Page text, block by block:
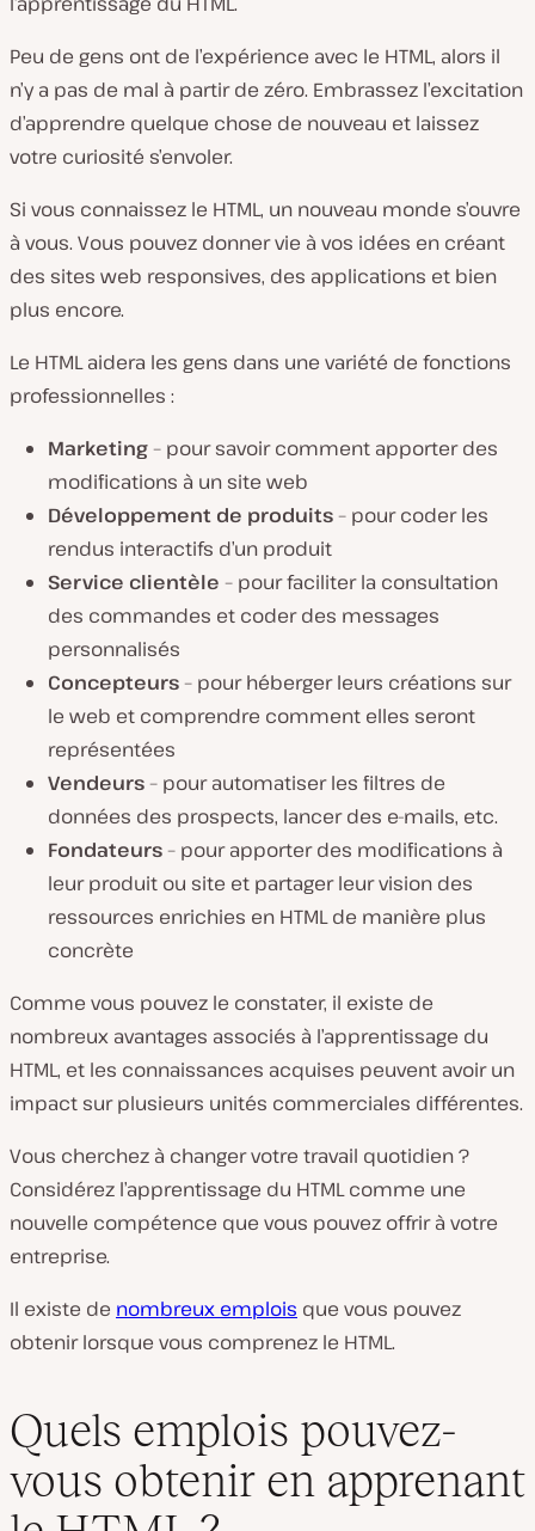
Peu de gens ont de l’expérience avec le HTML, alors il
n’y a pas de mal à partir de zéro. Embrassez l’excitation
d’apprendre quelque chose de nouveau et laissez
votre curiosité s’envoler.
Si vous connaissez le HTML, un nouveau monde s’ouvre
à vous. Vous pouvez donner vie à vos idées en créant
des sites web responsives, des applications et bien
plus encore.
Le HTML aidera les gens dans une variété de fonctions
professionnelles :
Marketing– pour savoir comment apporter des
modifications à un site web
Développement de produits– pour coder les
rendus interactifs d’un produit
Service clientèle – pour faciliter la consultation
des commandes et coder des messages
personnalisés
Concepteurs– pour héberger leurs créations sur
le web et comprendre comment elles seront
représentées
Vendeurs– pour automatiser les filtres de
données des prospects, lancer des e-mails, etc.
Fondateurs– pour apporter des modifications à
leur produit ou site et partager leur vision des
ressources enrichies en HTML de manière plus
concrète
Comme vous pouvez le constater, il existe de
nombreux avantages associés à l’apprentissage du
HTML, et les connaissances acquises peuvent avoir un
impact sur plusieurs unités commerciales différentes.
Vous cherchez à changer votre travail quotidien ?
Considérez l’apprentissage du HTML comme une
nouvelle compétence que vous pouvez offrir à votre
entreprise.
Il existe de nombreux emplois que vous pouvez
obtenir lorsque vous comprenez le HTML.
Quels emplois pouvez-
vous obtenir en apprenant